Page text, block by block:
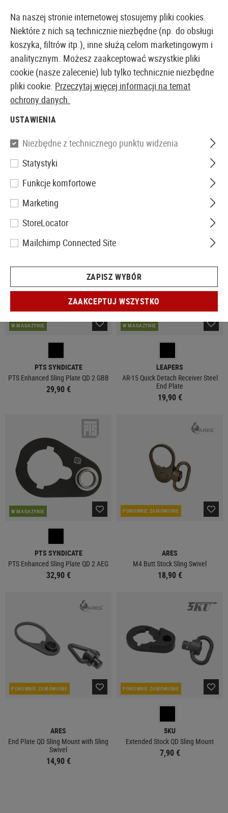
EUROPEJSKI AIRSOFT SKLEP I HURTOWNIA
Strona główna
6 Produkty
W MAGAZYNIE
PTS SYNDICATE
PTS Enhanced Sling Plate QD 2 GBB
29,90 €
W MAGAZYNIE
LEAPERS
AR-15 Quick Detach Receiver Steel
End Plate
19,90 €
W MAGAZYNIE
PTS SYNDICATE
PTS Enhanced Sling Plate QD 2 AEG
32,90 €
PONOWNIE ZAMÓWIONE
ARES
M4 Butt Stock Sling Swivel
18,90 €
PONOWNIE ZAMÓWIONE
ARES
End Plate QD Sling Mount with Sling
Swivel
14,90 €
PONOWNIE ZAMÓWIONE
5KU
Extended Stock QD Sling Mount
7,90 €
Na naszej stronie internetowej stosujemy pliki cookies.
Niektóre z nich są technicznie niezbędne (np. do obsługi
koszyka, filtrów itp.), inne służą celom marketingowym i
analitycznym. Możesz zaakceptować wszystkie pliki
cookie (nasze zalecenie) lub tylko technicznie niezbędne
pliki cookie. Przeczytaj więcej informacji na temat
ochrony danych.
USTAWIENIA
Niezbędne z technicznego punktu widzenia
Statystyki
Funkcje komfortowe
Marketing
StoreLocator
Mailchimp Connected Site
ZAPISZ WYBÓR
ZAAKCEPTUJ WSZYSTKO